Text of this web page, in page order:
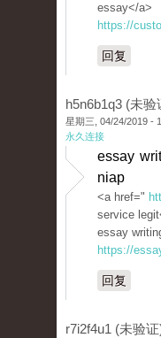
essay</a>
https://
回复
h5n6b1q3 (未验
星期三, 04/24/2019 -
永久连接
essay
niap
<a href="
service
essay
https://
回复
r7i2f4u1 (未验证